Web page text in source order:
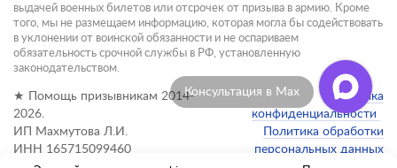
Консультация в Max
выдачей военных билетов или отсрочек от призыва в армию. Кроме
того, мы не размещаем информацию, которая могла бы содействовать
в уклонении от воинской обязанности и не оспариваем
обязательность срочной службы в РФ, установленную
законодательством.
★ Помощь призывникам 2014-
2026.
ИП Махмутова Л.И.
ИНН 165715099460
Политика
конфиденциальности
Политика обработки
персональных данных